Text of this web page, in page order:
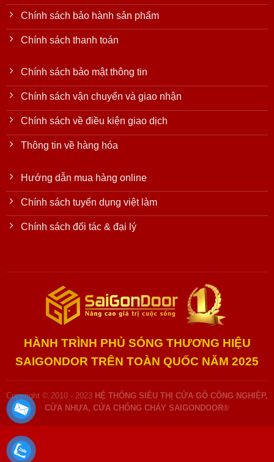
Chính sách bảo hành sản phẩm
Chính sách thanh toán
Chính sách bảo mật thông tin
Chính sách vận chuyển và giao nhận
Chính sách về điều kiện giao dịch
Thông tin về hàng hóa
Hướng dẫn mua hàng online
Chính sách tuyển dụng việt làm
Chính sách đối tác & đại lý
HÀNH TRÌNH PHỦ SÓNG THƯƠNG HIỆU
SAIGONDOR TRÊN TOÀN QUỐC NĂM 2025
Copyright © 2010 - 2023 HỆ THỐNG SIÊU THỊ CỬA GỖ CÔNG NGHIỆP,
CỬA NHỰA, CỬA CHỐNG CHÁY SAIGONDOOR®